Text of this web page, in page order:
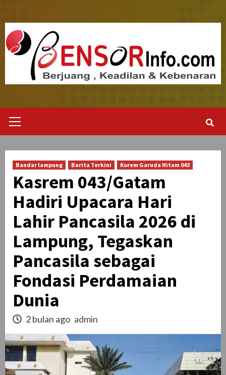
content
Menu
Bandar lampung Berita Terkini Korem Garuda Hitam 043
Kasrem 043/Gatam
Hadiri Upacara Hari
Lahir Pancasila 2026 di
Lampung, Tegaskan
Pancasila sebagai
Fondasi Perdamaian
Dunia
2 bulan ago admin